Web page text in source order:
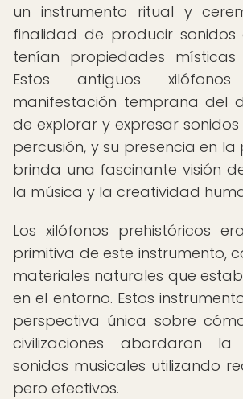
un instrumento ritual y
finalidad de producir sonidos
tenían propiedades místicas
Estos antiguos
manifestación temprana del
de explorar y expresar
percusión, y su presencia en la
brinda una fascinante visión
la música y la creatividad
Los xilófonos prehistóricos
primitiva de este instrumento,
materiales naturales que
en el entorno. Estos
perspectiva única sobre
civilizaciones abordaron
sonidos musicales utilizando
pero efectivos.